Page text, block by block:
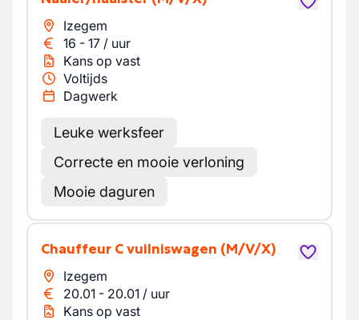
Izegem
16 - 17 / uur
Kans op vast
Voltijds
Dagwerk
Leuke werksfeer
Correcte en mooie verloning
Mooie daguren
Chauffeur C vuilniswagen (M/V/X)
Izegem
20.01 - 20.01 / uur
Kans op vast